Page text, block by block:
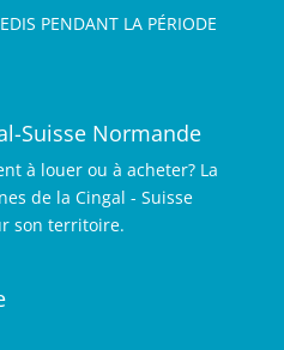
PENDANT LA PÉRIODE
Suisse Normande
à louer ou à acheter? La
de la Cingal - Suisse
son territoire.